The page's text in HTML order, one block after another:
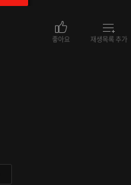
좋아요 재생목록 추가